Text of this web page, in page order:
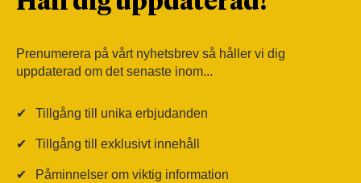
Prenumerera på vårt nyhetsbrev så håller vi dig
uppdaterad om det senaste inom...
✔ Tillgång till unika erbjudanden
✔ Tillgång till exklusivt innehåll
✔ Påminnelser om viktig information